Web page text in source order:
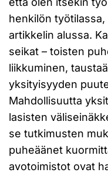
henkilön
artikkelin alussa.
seikat – toisten
liikkuminen,
yksityisyyden
Mahdollisuutta
lasisten
se tutkimusten
puheäänet
avotoimistot ovat